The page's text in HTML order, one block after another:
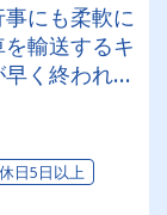
にも柔軟に
輸送するキ
く終われば
100％で安
休日5日以上